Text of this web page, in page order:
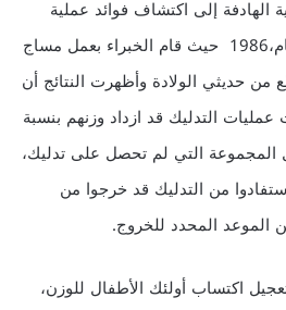
الهادفة إلى اكتشاف فوائد عملية
تدليك الطفل الرضيع في عام،1986 حيث قام الخبراء بعمل مساج
حديثي الولادة وأظهرت النتائج أن
التدليك قد ازداد وزنهم بنسبة
المجموعة التي لم تحصل على تدليك،
من التدليك قد خرجوا من
المحدد للخروج.
اكتساب أولئك الأطفال للوزن،